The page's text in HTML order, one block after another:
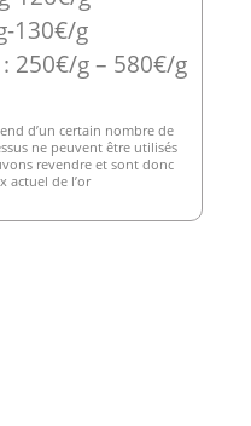
130€/g
250€/g – 580€/g
d’un certain nombre de
ne peuvent être utilisés
revendre et sont donc
actuel de l’or